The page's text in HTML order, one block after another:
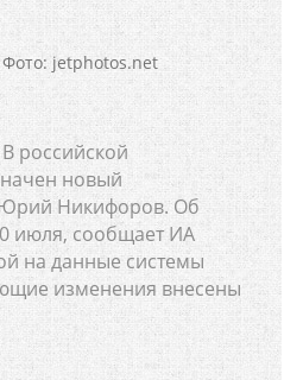
Фото: jetphotos.net
В российской
новый
Юрий Никифоров. Об
июля, сообщает ИА
на данные системы
изменения внесены